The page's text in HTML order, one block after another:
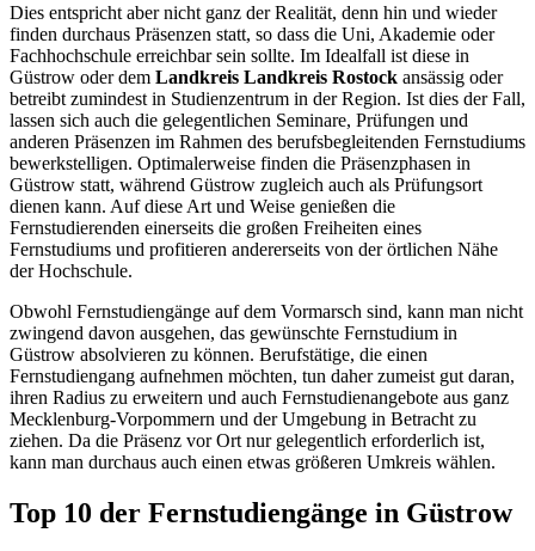
Dies entspricht aber nicht ganz der Realität, denn hin und wieder
finden durchaus Präsenzen statt, so dass die Uni, Akademie oder
Fachhochschule erreichbar sein sollte. Im Idealfall ist diese in
Güstrow oder dem Landkreis Landkreis Rostock ansässig oder
betreibt zumindest in Studienzentrum in der Region. Ist dies der Fall,
lassen sich auch die gelegentlichen Seminare, Prüfungen und
anderen Präsenzen im Rahmen des berufsbegleitenden Fernstudiums
bewerkstelligen. Optimalerweise finden die Präsenzphasen in
Güstrow statt, während Güstrow zugleich auch als Prüfungsort
dienen kann. Auf diese Art und Weise genießen die
Fernstudierenden einerseits die großen Freiheiten eines
Fernstudiums und profitieren andererseits von der örtlichen Nähe
der Hochschule.
Obwohl Fernstudiengänge auf dem Vormarsch sind, kann man nicht
zwingend davon ausgehen, das gewünschte Fernstudium in
Güstrow absolvieren zu können. Berufstätige, die einen
Fernstudiengang aufnehmen möchten, tun daher zumeist gut daran,
ihren Radius zu erweitern und auch Fernstudienangebote aus ganz
Mecklenburg-Vorpommern und der Umgebung in Betracht zu
ziehen. Da die Präsenz vor Ort nur gelegentlich erforderlich ist,
kann man durchaus auch einen etwas größeren Umkreis wählen.
Top 10 der Fernstudiengänge in Güstrow